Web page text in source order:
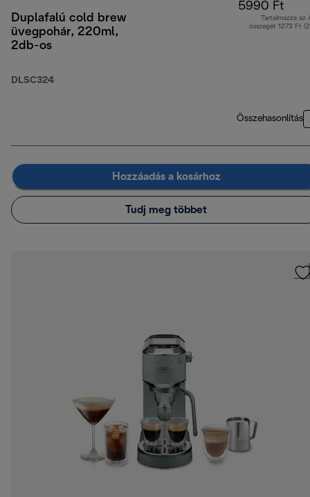
Duplafalú cold brew
üvegpohár, 220ml,
2db-os
DLSC324
5990 Ft
Tartalmazza az
összegét 1273 Ft
Összehasonlítás
Hozzáadás a kosárhoz
Tudj meg többet